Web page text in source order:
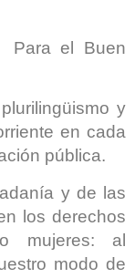
Para el Buen
y
en cada
pública.
y de las
los derechos
mujeres: al
modo de